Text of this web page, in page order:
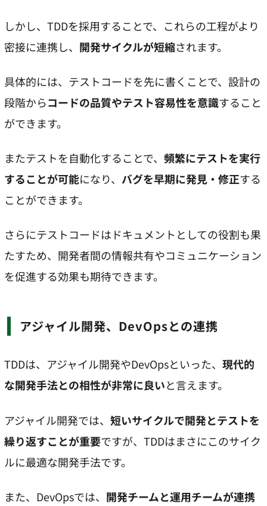
しかし、TDDを採用することで、これらの工程がより
密接に連携し、 開発サイクルが短縮されます。
具体的には、テストコードを先に書くことで、設計の
段階からコードの品質やテスト容易性を意識すること
ができます。
またテストを自動化することで、 頻繁にテストを実行
することが可能になり、 バグを早期に発見・修正する
ことができます。
さらにテストコードはドキュメントとしての役割も果
たすため、開発者間の情報共有やコミュニケーション
を促進する効果も期待できます。
アジャイル開発、DevOpsとの連携
TDDは、アジャイル開発やDevOpsといった、 現代的
な開発手法との相性が非常に良いと言えます。
アジャイル開発では、 短いサイクルで開発とテストを
繰り返すことが重要ですが、TDDはまさにこのサイク
ルに最適な開発手法です。
また、DevOpsでは、 開発チームと運用チームが連携